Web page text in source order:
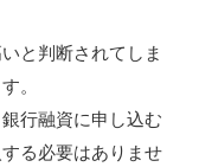
と判断されてしま
。
行融資に申し込む
る必要はありませ